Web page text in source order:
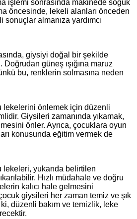
işlemi sonrasında makinede soğuk
öncesinde, lekeli alanları önceden
almanıza yardımcı
giysiyi doğal bir şekilde
Doğrudan güneş ışığına maruz
bu, renklerin solmasına neden
lekelerini önlemek için düzenli
Giysileri zamanında yıkamak,
önler. Ayrıca, çocuklara oyun
konusunda eğitim vermek de
yukarıda belirtilen
Hızlı müdahale ve doğru
kalıcı hale gelmesini
giysileri her zaman temiz ve şık
düzenli bakım ve temizlik, leke